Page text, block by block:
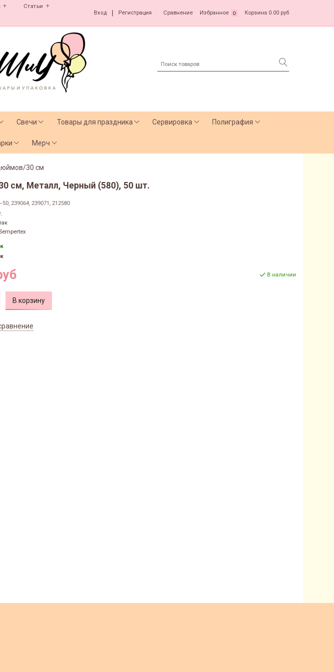
Статьи
Вход Регистрация Сравнение Избранное 0 Корзина 0.00 руб
Свечи Товары для праздника Сервировка Полиграфия
Мерч
30 см
см, Металл, Черный (580), 50 шт.
239064, 239071, 212580
В наличии
В корзину